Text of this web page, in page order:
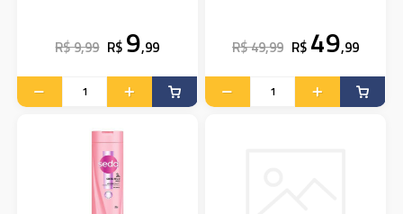
R$ 9,99 R$ 9,99 R$ 49,99 R$ 49,99